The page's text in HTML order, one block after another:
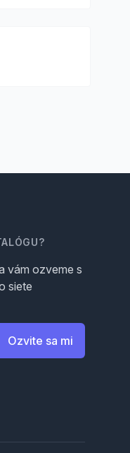
vám ozveme s
siete
Ozvite sa mi